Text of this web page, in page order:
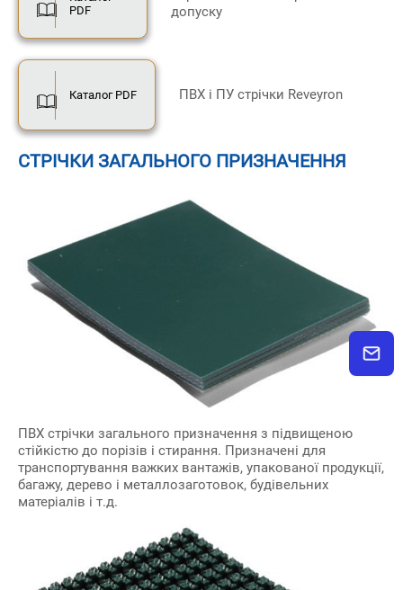
PDF
допуску
Каталог PDF ПВХ і ПУ стрічки Reveyron
СТРІЧКИ ЗАГАЛЬНОГО ПРИЗНАЧЕННЯ
ПВХ стрічки загального призначення з підвищеною
стійкістю до порізів і стирання. Призначені для
транспортування важких вантажів, упакованої продукції,
багажу, дерево і металлозаготовок, будівельних
матеріалів і т.д.